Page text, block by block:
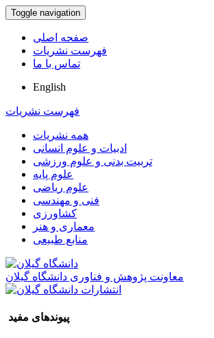
Toggle navigation
صفحه اصلی
فهرست نشریات
تماس با ما
English
فهرست نشریات
همه نشریات
ادبیات و علوم انسانی
تربیت بدنی و علوم ورزشی
علوم پایه
علوم ریاضی
فنی و مهندسی
کشاورزی
معماری و هنر
منابع طبیعی
معاونت پژوهش و فناوری دانشگاه گیلان
پیوندهای مفید